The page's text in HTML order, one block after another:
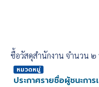
ซื้อวัสดุสำนักงาน จำนวน ๒
หมวดหมู่
ประกาศรายชื่อผู้ชนะกา